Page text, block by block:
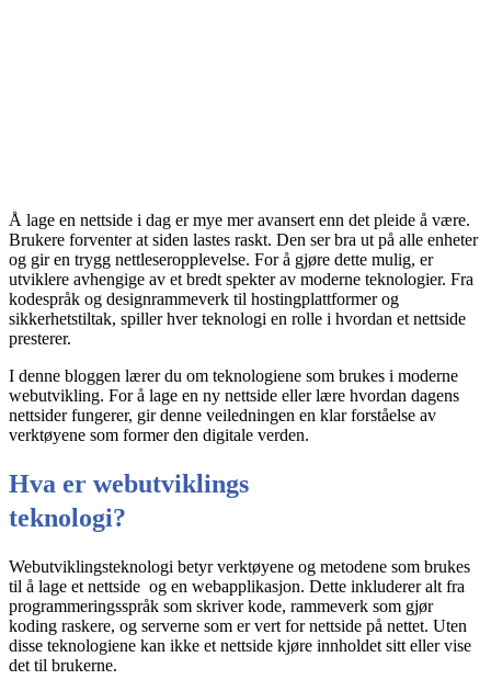
Å lage en nettside i dag er mye mer avansert enn det pleide å være.
Brukere forventer at siden lastes raskt. Den ser bra ut på alle enheter
og gir en trygg nettleseropplevelse. For å gjøre dette mulig, er
utviklere avhengige av et bredt spekter av moderne teknologier. Fra
kodespråk og designrammeverk til hostingplattformer og
sikkerhetstiltak, spiller hver teknologi en rolle i hvordan et nettside
presterer.
I denne bloggen lærer du om teknologiene som brukes i moderne
webutvikling. For å lage en ny nettside eller lære hvordan dagens
nettsider fungerer, gir denne veiledningen en klar forståelse av
verktøyene som former den digitale verden.
Hva er webutviklings
teknologi?
Webutviklingsteknologi betyr verktøyene og metodene som brukes
til å lage et nettside og en webapplikasjon. Dette inkluderer alt fra
programmeringsspråk som skriver kode, rammeverk som gjør
koding raskere, og serverne som er vert for nettside på nettet. Uten
disse teknologiene kan ikke et nettside kjøre innholdet sitt eller vise
det til brukerne.